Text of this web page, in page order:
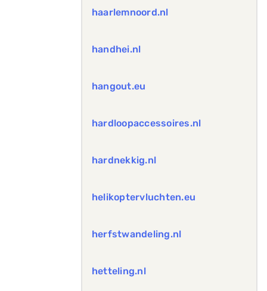
haarlemnoord.nl
handhei.nl
hangout.eu
hardloopaccessoires.nl
hardnekkig.nl
helikoptervluchten.eu
herfstwandeling.nl
hetteling.nl